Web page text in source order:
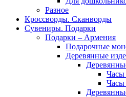
Разное
Кроссворды. Сканворды
Сувениры. Подарки
Подарки – Армения
Подарочные
Деревянные
Часы
Часы